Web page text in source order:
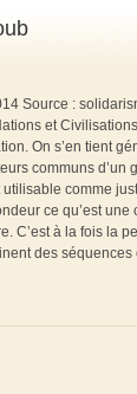
Source :
et
On s’en tient
communs
comme
ce qu’est une
C’est à la fois la
des séquences